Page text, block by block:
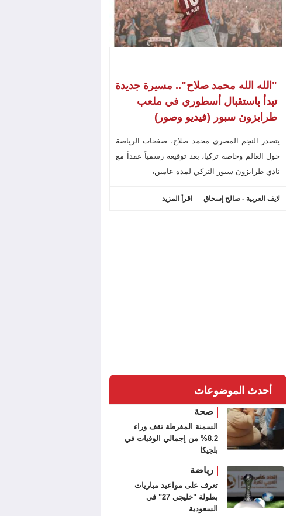
"الله الله محمد صلاح".. مسيرة جديدة
تبدأ باستقبال أسطوري في ملعب
طرابزون سبور (فيديو وصور)
يتصدر النجم المصري محمد صلاح، صفحات الرياضة
حول العالم وخاصة تركيا، بعد توقيعه رسمياً عقداً مع
نادي طرابزون سبور التركي لمدة عامين،
لايف العربية - صالح إسحاق اقرأ المزيد
أحدث الموضوعات
صحة
السمنة المفرطة تقف وراء
8.2% من إجمالي الوفيات في
بلجيكا
رياضة
تعرف على مواعيد مباريات
بطولة "خليجي 27" في
السعودية